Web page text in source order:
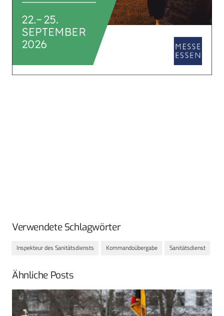
Verwendete Schlagwörter
Inspekteur des Sanitätsdiensts Kommandoübergabe Sanitätsdienst
Ähnliche Posts